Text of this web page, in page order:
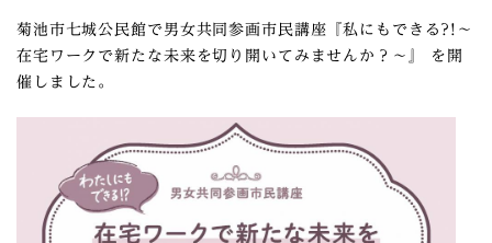
菊池市七城公民館で男女共同参画市民講座『私にもできる?!〜
在宅ワークで新たな未来を切り開いてみませんか？～』 を開
催しました。